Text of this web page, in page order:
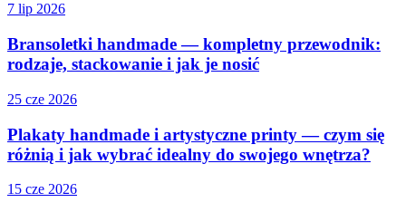
7 lip 2026
Bransoletki handmade — kompletny przewodnik:
rodzaje, stackowanie i jak je nosić
25 cze 2026
Plakaty handmade i artystyczne printy — czym się
różnią i jak wybrać idealny do swojego wnętrza?
15 cze 2026